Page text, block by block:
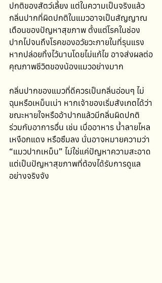
ปกติของสัตว์เลี้ยง แต่ในความเป็นจริงแล้ว
กลิ่นปากที่ผิดปกติในแมวอาจเป็นสัญญาณ
เตือนของปัญหาสุขภาพ ตั้งแต่โรคในช่อง
ปากไปจนถึงโรคของอวัยวะภายในที่รุนแรง
หากปล่อยทิ้งไว้นานโดยไม่แก้ไข อาจส่งผลต่อ
คุณภาพชีวิตของน้องแมวอย่างมาก
กลิ่นปากของแมวที่ดีควรเป็นกลิ่นอ่อนๆ ไม่
ฉุนหรือเหม็นเน่า หากเจ้าของเริ่มสังเกตได้ว่า
ขณะหายใจหรืออ้าปากแล้วมีกลิ่นผิดปกติ
ร่วมกับอาการอื่น เช่น เบื่ออาหาร น้ำลายไหล
เหงือกแดง หรือซึมลง นั่นอาจหมายความว่า
“แมวปากเหม็น” ไม่ใช่แค่ปัญหาความสะอาด
แต่เป็นปัญหาสุขภาพที่ต้องได้รับการดูแล
อย่างจริงจัง